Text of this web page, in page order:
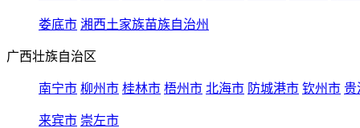
娄底市 湘西土家族苗族自治州
广西壮族自治区
南宁市 柳州市 桂林市 梧州市 北海市 防城港市 钦州市 贵
来宾市 崇左市